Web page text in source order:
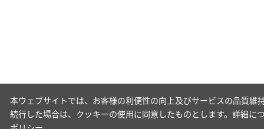
本ウェブサイトでは、お客様の利便性の向上及びサービスの品質
続行した場合は、クッキーの使用に同意したものとします。詳細